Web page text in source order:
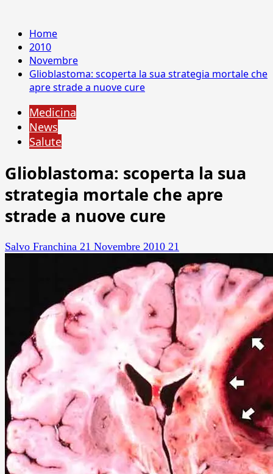
Home
2010
Novembre
Glioblastoma: scoperta la sua strategia mortale che
apre strade a nuove cure
Medicina
News
Salute
Glioblastoma: scoperta la sua
strategia mortale che apre
strade a nuove cure
Salvo Franchina 21 Novembre 2010 21